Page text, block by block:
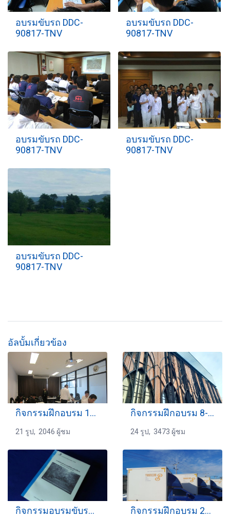
อบรมขับรถ DDC-
90817-TNV
อบรมขับรถ DDC-
90817-TNV
อบรมขับรถ DDC-
90817-TNV
อบรมขับรถ DDC-
90817-TNV
อบรมขับรถ DDC-
90817-TNV
อัลบั้มเกี่ยวข้อง
กิจกรรมฝึกอบรม 16-17-11-2559
21 รูป, 2046 ผู้ชม
กิจกรรมฝึกอบรม 8-09-2566
24 รูป, 3473 ผู้ชม
กิจกรรมอบรมขับรถ 19-11-2560 กิจกรรมฝึกอบรม 24-8-2568